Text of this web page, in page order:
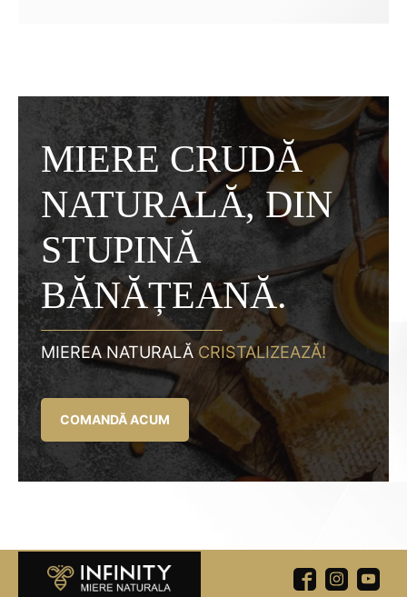
MIERE CRUDĂ
NATURALĂ, DIN
STUPINĂ
BĂNĂȚEANĂ.
MIEREA NATURALĂ CRISTALIZEAZĂ!
COMANDĂ ACUM